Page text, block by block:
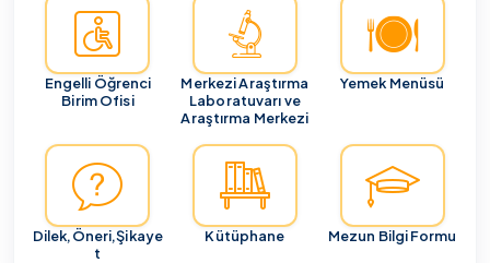
Engelli Öğrenci
Birim Ofisi
Merkezi Araştırma
Laboratuvarı ve
Araştırma Merkezi
Yemek Menüsü
Dilek,Öneri,Şikaye
t
Kütüphane Mezun Bilgi Formu